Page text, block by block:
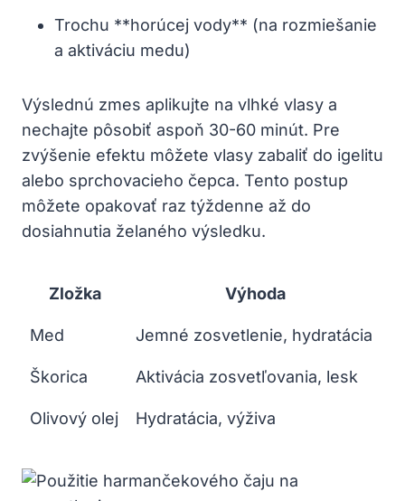
Trochu **horúcej vody** (na rozmiešanie
a aktiváciu medu)
Výslednú zmes aplikujte na vlhké vlasy a
nechajte pôsobiť aspoň 30-60 minút. Pre
zvýšenie efektu môžete vlasy zabaliť do igelitu
alebo sprchovacieho čepca. Tento postup
môžete opakovať raz týždenne až do
dosiahnutia želaného výsledku.
Zložka Výhoda
Med Jemné zosvetlenie, hydratácia
Škorica Aktivácia zosvetľovania, lesk
Olivový olej Hydratácia, výživa